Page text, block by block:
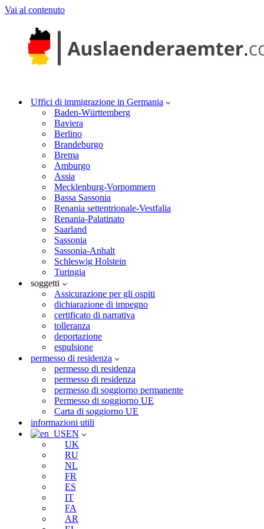
Vai al contenuto
Uffici di immigrazione in Germania
Baden-Württemberg
Baviera
Berlino
Brandeburgo
Brema
Amburgo
Assia
Mecklenburg-Vorpommern
Bassa Sassonia
Renania settentrionale-Vestfalia
Renania-Palatinato
Saarland
Sassonia
Sassonia-Anhalt
Schleswig Holstein
Turingia
soggetti
Assicurazione per gli ospiti
dichiarazione di impegno
certificato di narrativa
tolleranza
deportazione
espulsione
permesso di residenza
permesso di residenza
permesso di residenza
permesso di soggiorno permanente
Permesso di soggiorno UE
Carta di soggiorno UE
informazioni utili
EN
UK
RU
NL
FR
ES
IT
FA
AR